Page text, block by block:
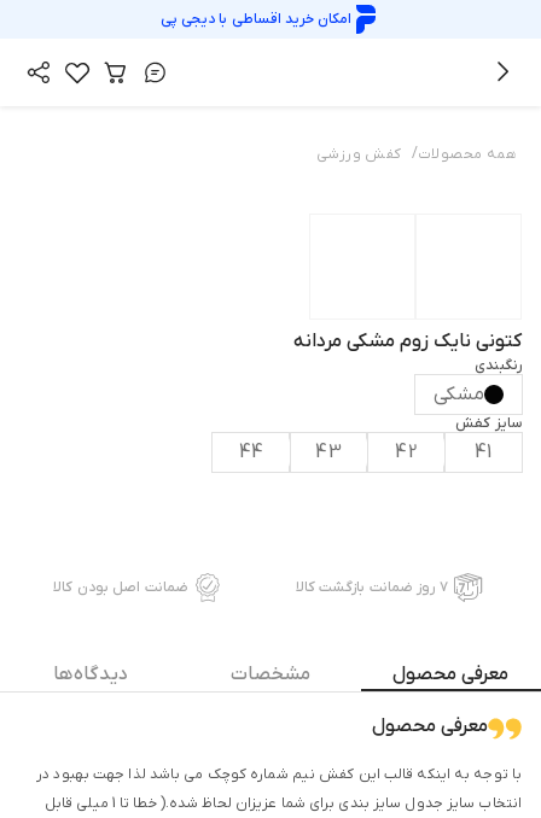
امکان خرید اقساطی بادیجی پی
همه محصولات/ کفش ورزشی
کتونی نایک زوم مشکی مردانه
رنگبندی
مشکی
سایز کفش
41
42
43
44
۷ روز ضمانت بازگشت کالا ضمانت اصل بودن کالا
معرفی محصول مشخصات دیدگاه ها
معرفی محصول
با توجه به اینکه قالب این کفش نیم شماره کوچک می باشد لذا جهت بهبود در
انتخاب سایز جدول سایز بندی برای شما عزیزان لحاظ شده.( خطا تا 1 میلی قابل